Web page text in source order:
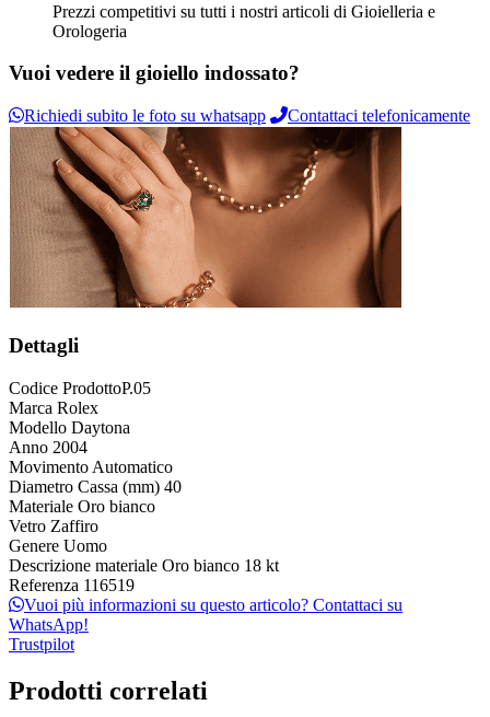
Prezzi competitivi su tutti i nostri articoli di Gioielleria e
Orologeria
Vuoi vedere il gioiello indossato?
Richiedi subito le foto su whatsapp Contattaci telefonicamente
Dettagli
Codice ProdottoP.05
Marca Rolex
Modello Daytona
Anno 2004
Movimento Automatico
Diametro Cassa (mm) 40
Materiale Oro bianco
Vetro Zaffiro
Genere Uomo
Descrizione materiale Oro bianco 18 kt
Referenza 116519
Vuoi più informazioni su questo articolo? Contattaci su
WhatsApp!
Trustpilot
Prodotti correlati